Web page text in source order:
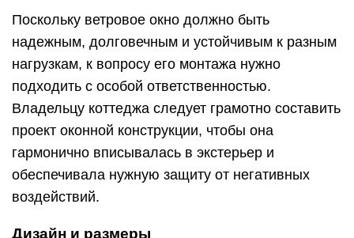
Поскольку ветровое окно должно быть
надежным, долговечным и устойчивым к разным
нагрузкам, к вопросу его монтажа нужно
подходить с особой ответственностью.
Владельцу коттеджа следует грамотно составить
проект оконной конструкции, чтобы она
гармонично вписывалась в экстерьер и
обеспечивала нужную защиту от негативных
воздействий.
Дизайн и размеры